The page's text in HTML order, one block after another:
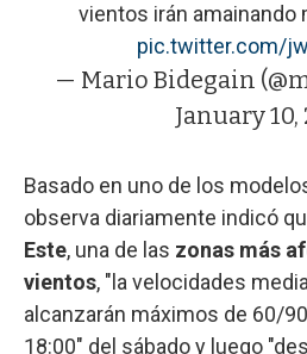
vientos irán amainando
pic.twitter.com/
— Mario Bidegain
January 10,
Basado en uno de los
observa diariamente indicó
Este, una de las zonas más
vientos, "la velocidades
alcanzarán máximos de 60/
18:00" del sábado y luego